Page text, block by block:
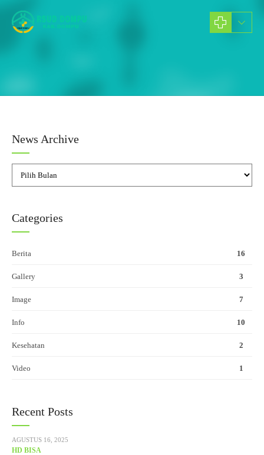
News Archive
Categories
Berita 16
Gallery 3
Image 7
Info 10
Kesehatan 2
Video 1
Recent Posts
AGUSTUS 16, 2025
HD BISA